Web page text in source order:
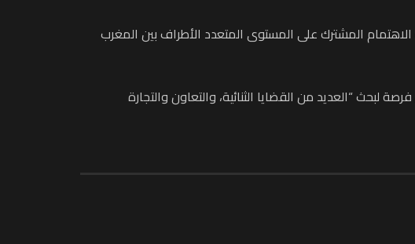
المشترك على المستوى المتعدد الأطراف بين المغرب
“العديد من القضايا الثنائية، والتعاون والتجارة